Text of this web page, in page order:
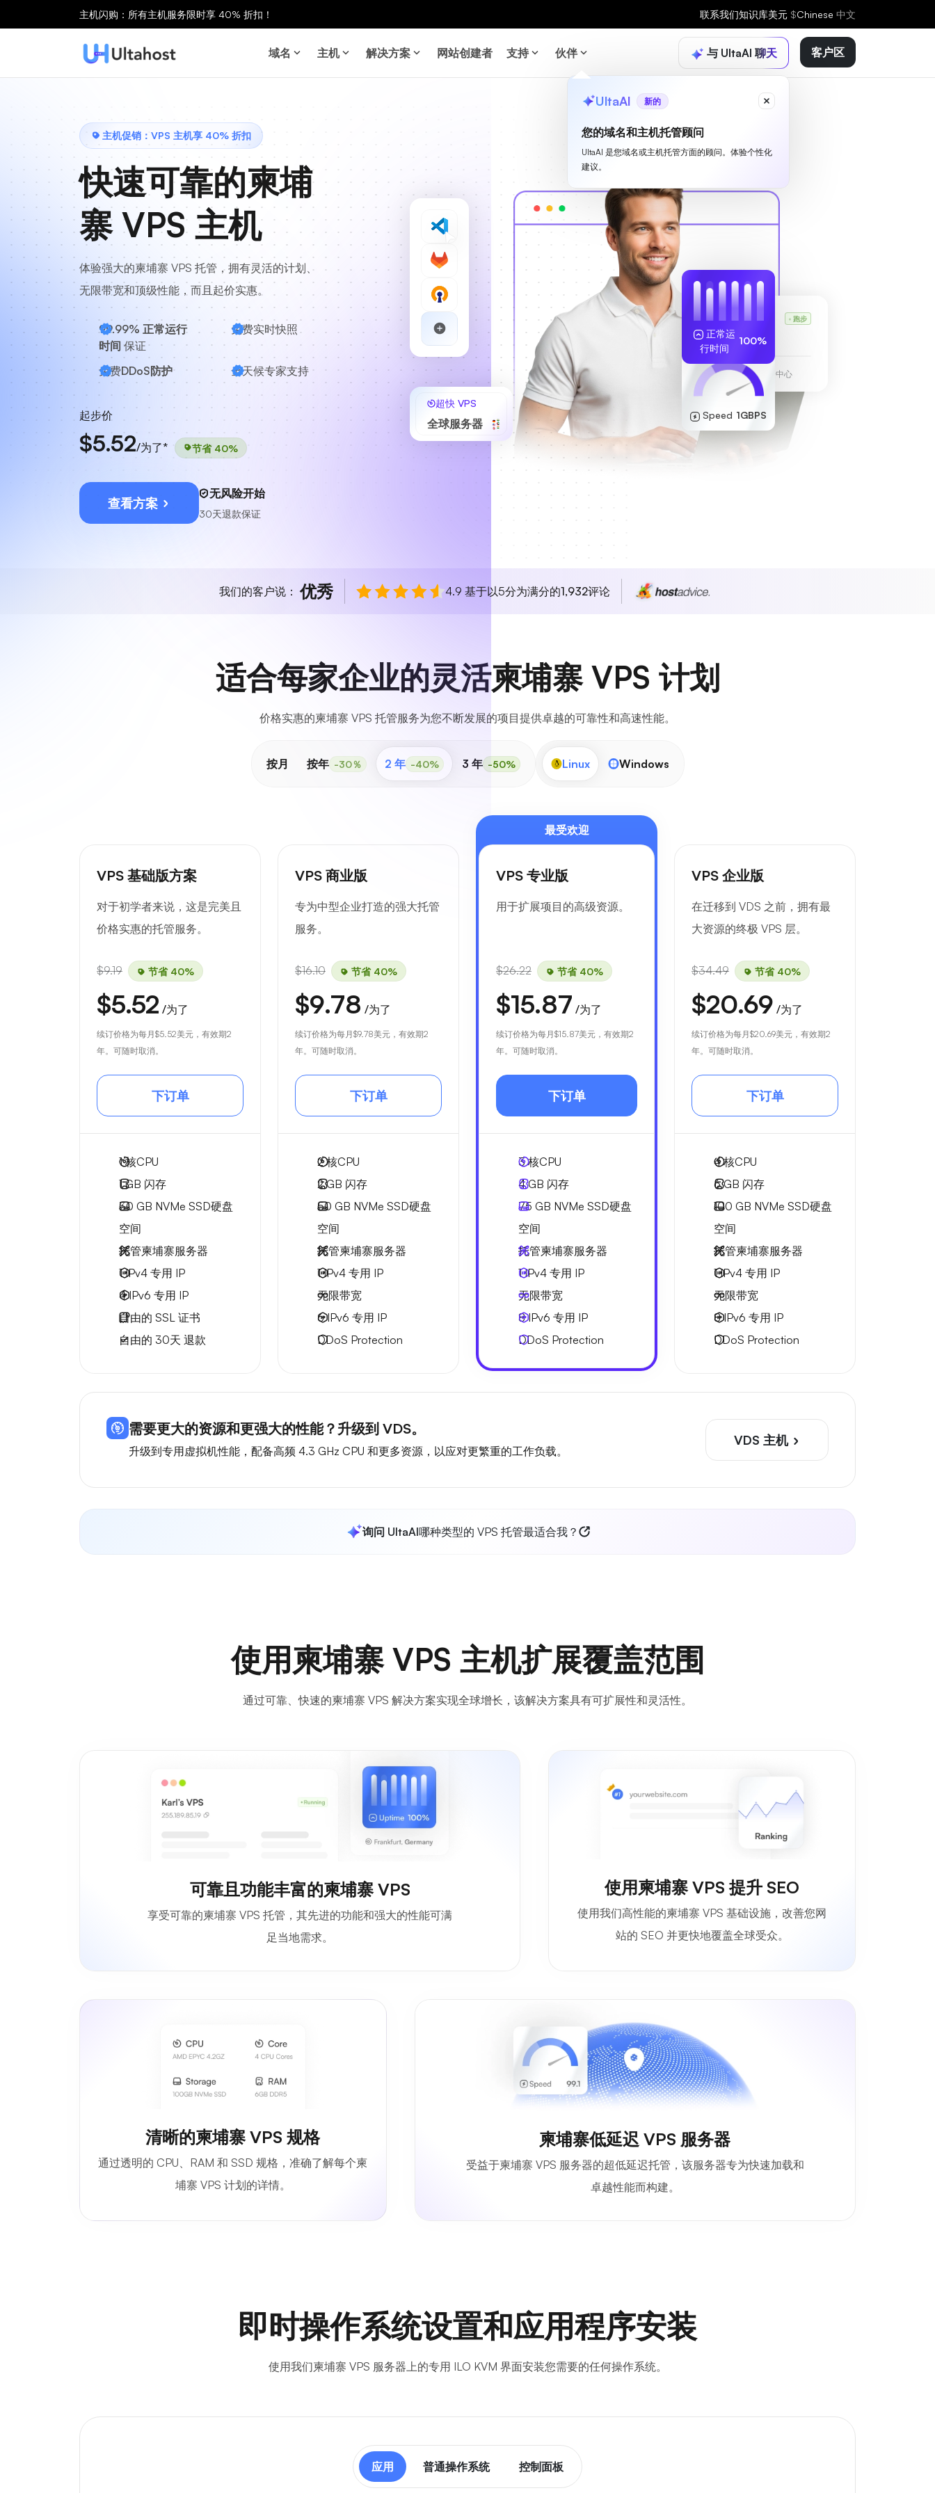
主机闪购：所有主机服务限时享 40% 折扣！ 联系我们知识库美元 $Chinese 中文
域名 主机 解决方案 网站创建者 支持 伙伴 与 UltaAI 聊天
UltaAI 新的
您的域名和主机托管顾问
UltaAI 是您域名或主机托管方面的顾问。体验个性化
建议。
客户区
主机促销：VPS 主机享 40% 折扣
快速可靠的柬埔
寨 VPS 主机
体验强大的柬埔寨 VPS 托管，拥有灵活的计划、
无限带宽和顶级性能，而且起价实惠。
99.99% 正常运行
时间 保证
免费实时快照
免费DDoS防护 全天候专家支持
起步价
$5.52/为了* 节省 40%
查看方案
无风险开始
30天退款保证
Karl 的 VPS 跑步
255.189.85.19
法兰克福数据中心
Speed 1GBPS
正常运
行时间
100%
超快 VPS
全球服务器
我们的客户说：优秀 4.9 基于以5分为满分的1,932评论
适合每家企业的灵活柬埔寨 VPS 计划
价格实惠的柬埔寨 VPS 托管服务为您不断发展的项目提供卓越的可靠性和高速性能。
按月 按年 -30％ 2 年 -40% 3 年 -50% Linux Windows
VPS 基础版方案
对于初学者来说，这是完美且
价格实惠的托管服务。
$9.19 节省 40%
$5.52 /为了
续订价格为每月$5.52美元，有效期2
年。可随时取消。
下订单
1核CPU
1 GB 闪存
30 GB NVMe SSD硬盘
空间
托管柬埔寨服务器
1 IPv4 专用 IP
4 IPv6 专用 IP
自由的 SSL 证书
自由的 30天 退款
VPS 商业版
专为中型企业打造的强大托管
服务。
$16.10 节省 40%
$9.78 /为了
续订价格为每月$9.78美元，有效期2
年。可随时取消。
下订单
2核CPU
2 GB 闪存
50 GB NVMe SSD硬盘
空间
托管柬埔寨服务器
1 IPv4 专用 IP
无限带宽
6 IPv6 专用 IP
DDoS Protection
最受欢迎
VPS 专业版
用于扩展项目的高级资源。
$26.22 节省 40%
$15.87 /为了
续订价格为每月$15.87美元，有效期2
年。可随时取消。
下订单
3核CPU
4 GB 闪存
75 GB NVMe SSD硬盘
空间
托管柬埔寨服务器
1 IPv4 专用 IP
无限带宽
8 IPv6 专用 IP
DDoS Protection
VPS 企业版
在迁移到 VDS 之前，拥有最
大资源的终极 VPS 层。
$34.49 节省 40%
$20.69 /为了
续订价格为每月$20.69美元，有效期2
年。可随时取消。
下订单
4核CPU
6 GB 闪存
100 GB NVMe SSD硬盘
空间
托管柬埔寨服务器
1 IPv4 专用 IP
无限带宽
8 IPv6 专用 IP
DDoS Protection
需要更大的资源和更强大的性能？升级到 VDS。
升级到专用虚拟机性能，配备高频 4.3 GHz CPU 和更多资源，以应对更繁重的工作负载。
VDS 主机
询问 UltaAI哪种类型的 VPS 托管最适合我？
使用柬埔寨 VPS 主机扩展覆盖范围
通过可靠、快速的柬埔寨 VPS 解决方案实现全球增长，该解决方案具有可扩展性和灵活性。
可靠且功能丰富的柬埔寨 VPS
享受可靠的柬埔寨 VPS 托管，其先进的功能和强大的性能可满
足当地需求。
使用柬埔寨 VPS 提升 SEO
使用我们高性能的柬埔寨 VPS 基础设施，改善您网
站的 SEO 并更快地覆盖全球受众。
清晰的柬埔寨 VPS 规格
通过透明的 CPU、RAM 和 SSD 规格，准确了解每个柬
埔寨 VPS 计划的详情。
柬埔寨低延迟 VPS 服务器
受益于柬埔寨 VPS 服务器的超低延迟托管，该服务器专为快速加载和
卓越性能而构建。
即时操作系统设置和应用程序安装
使用我们柬埔寨 VPS 服务器上的专用 ILO KVM 界面安装您需要的任何操作系统。
应用 普通操作系统 控制面板